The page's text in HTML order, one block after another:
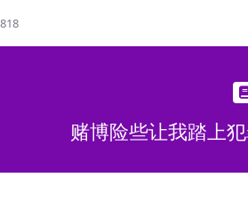
赌博险些让我踏上